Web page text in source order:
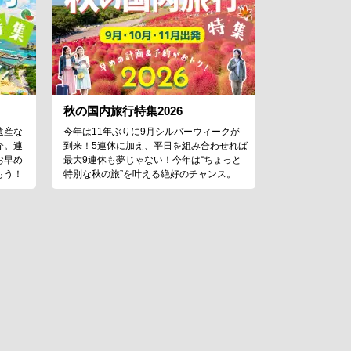
産な
。連
早め
！
秋の国内旅行特集2026
今年は11年ぶりに9月シルバーウィークが
到来！5連休に加え、平日を組み合わせれば
最大9連休も夢じゃない！今年は“ちょっと
特別な秋の旅”を叶える絶好のチャンス。